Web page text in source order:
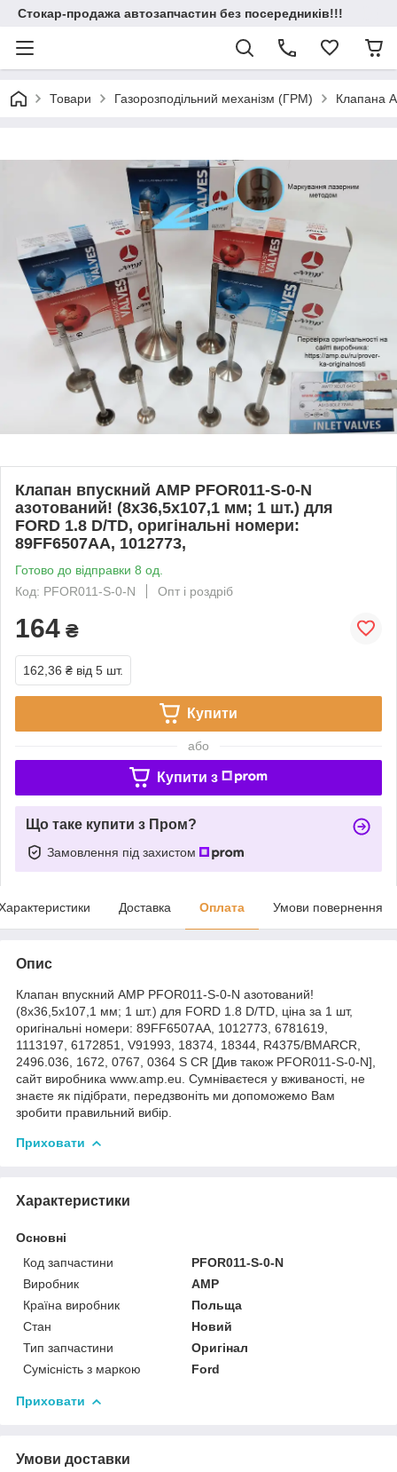
Стокар-продажа автозапчастин без посередників!!!
Товари Газорозподільний механізм (ГРМ) Клапана
Клапан впускний AMP PFOR011-S-0-N
азотований! (8x36,5x107,1 мм; 1 шт.) для
FORD 1.8 D/TD, оригінальні номери:
89FF6507AA, 1012773,
Готово до відправки 8 од.
Код: PFOR011-S-0-N
Опт і роздріб
164 ₴
162,36 ₴ від 5 шт.
Купити
або
Купити з
Що таке купити з Пром?
Замовлення під захистом
Доставка Оплата Умови повернення
Опис
Клапан впускний AMP PFOR011-S-0-N азотований!
(8x36,5x107,1 мм; 1 шт.) для FORD 1.8 D/TD, ціна за 1 шт,
оригінальні номери: 89FF6507AA, 1012773, 6781619,
1113197, 6172851, V91993, 18374, 18344, R4375/BMARCR,
2496.036, 1672, 0767, 0364 S CR [Див також PFOR011-S-0-N],
сайт виробника www.amp.eu. Сумніваєтеся у вживаності, не
знаєте як підібрати, передзвоніть ми допоможемо Вам
зробити правильний вибір.
Приховати
Характеристики
Основні
Код запчастини
PFOR011-S-0-N
Виробник
AMP
Країна виробник
Польща
Стан
Новий
Тип запчастини
Оригінал
Сумісність з маркою
Ford
Приховати
Умови доставки